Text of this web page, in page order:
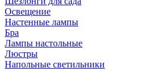
Освещение
Hастенные лампы
Бра
Лампы настольные
Люстры
Напольные светильники